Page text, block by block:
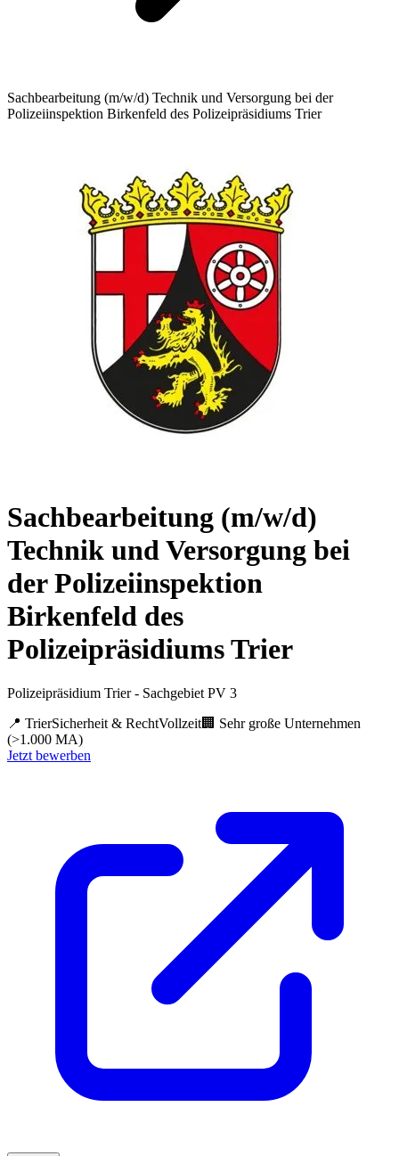
Sachbearbeitung (m/w/d) Technik und Versorgung bei der
Polizeiinspektion Birkenfeld des Polizeipräsidiums Trier
Sachbearbeitung (m/w/d)
Technik und Versorgung bei
der Polizeiinspektion
Birkenfeld des
Polizeipräsidiums Trier
Polizeipräsidium Trier - Sachgebiet PV 3
📍 TrierSicherheit & RechtVollzeit🏢 Sehr große Unternehmen
(>1.000 MA)
Jetzt bewerben